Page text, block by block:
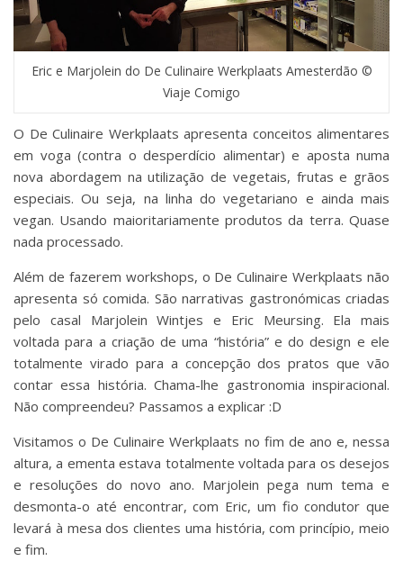
Eric e Marjolein do De Culinaire Werkplaats Amesterdão ©
Viaje Comigo
O De Culinaire Werkplaats apresenta conceitos alimentares
em voga (contra o desperdício alimentar) e aposta numa
nova abordagem na utilização de vegetais, frutas e grãos
especiais. Ou seja, na linha do vegetariano e ainda mais
vegan. Usando maioritariamente produtos da terra. Quase
nada processado.
Além de fazerem workshops, o De Culinaire Werkplaats não
apresenta só comida. São narrativas gastronómicas criadas
pelo casal Marjolein Wintjes e Eric Meursing. Ela mais
voltada para a criação de uma “história” e do design e ele
totalmente virado para a concepção dos pratos que vão
contar essa história. Chama-lhe gastronomia inspiracional.
Não compreendeu? Passamos a explicar :D
Visitamos o De Culinaire Werkplaats no fim de ano e, nessa
altura, a ementa estava totalmente voltada para os desejos
e resoluções do novo ano. Marjolein pega num tema e
desmonta-o até encontrar, com Eric, um fio condutor que
levará à mesa dos clientes uma história, com princípio, meio
e fim.